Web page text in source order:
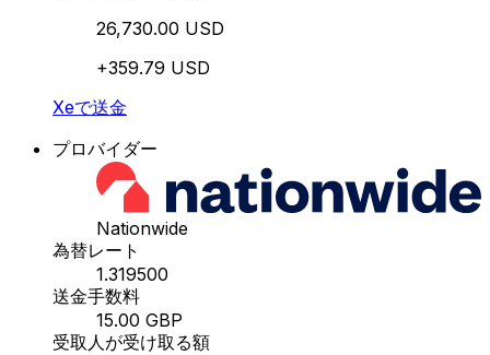
26,730.00 USD
+359.79 USD
Xeで送金
プロバイダー
Nationwide
為替レート
1.319500
送金手数料
15.00 GBP
受取人が受け取る額